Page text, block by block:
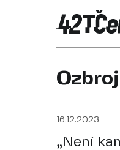
16.12.2023
„Není